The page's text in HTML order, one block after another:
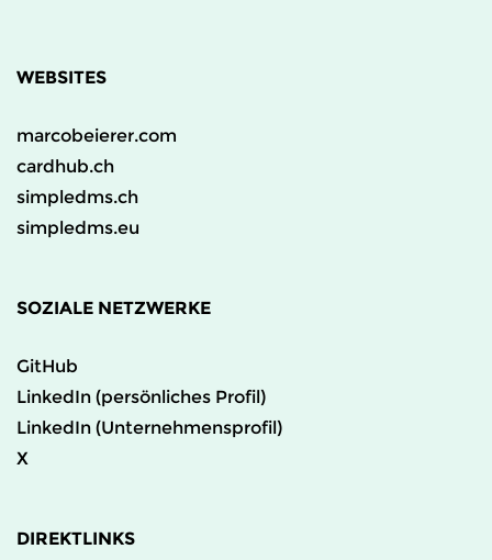
WEBSITES
marcobeierer.com
cardhub.ch
simpledms.ch
simpledms.eu
SOZIALE NETZWERKE
GitHub
LinkedIn (persönliches Profil)
LinkedIn (Unternehmensprofil)
X
DIREKTLINKS